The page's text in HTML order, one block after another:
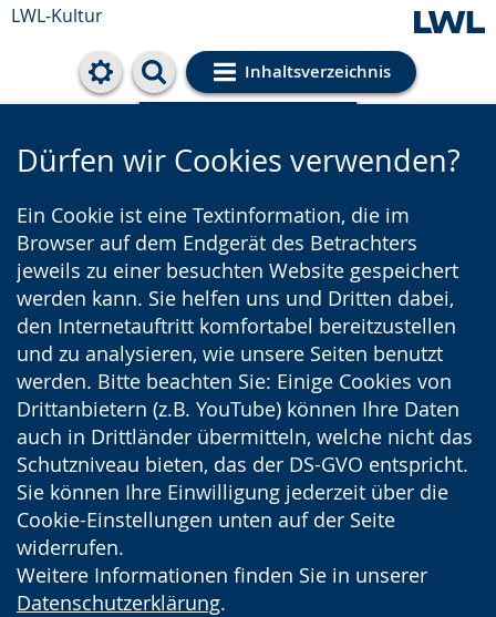
LWL-Kultur
Inhaltsverzeichnis
Cookie-Einstellungen
Dürfen wir Cookies verwenden?
Ein Cookie ist eine Textinformation, die im
Browser auf dem Endgerät des Betrachters
jeweils zu einer besuchten Website gespeichert
werden kann. Sie helfen uns und Dritten dabei,
den Internetauftritt komfortabel bereitzustellen
und zu analysieren, wie unsere Seiten benutzt
werden. Bitte beachten Sie: Einige Cookies von
Drittanbietern (z.B. YouTube) können Ihre Daten
auch in Drittländer übermitteln, welche nicht das
Schutzniveau bieten, das der DS-GVO entspricht.
Sie können Ihre Einwilligung jederzeit über die
Cookie-Einstellungen unten auf der Seite
widerrufen.
Weitere Informationen finden Sie in unserer
Datenschutzerklärung.